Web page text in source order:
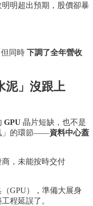
明超出預期，股價卻暴
但同時 下調了全年營收
泥」沒跟上
GPU 晶片短缺，也不是
」的環節——資料中心蓋
，未能按時交付
GPU），準備大展身
程延誤了。